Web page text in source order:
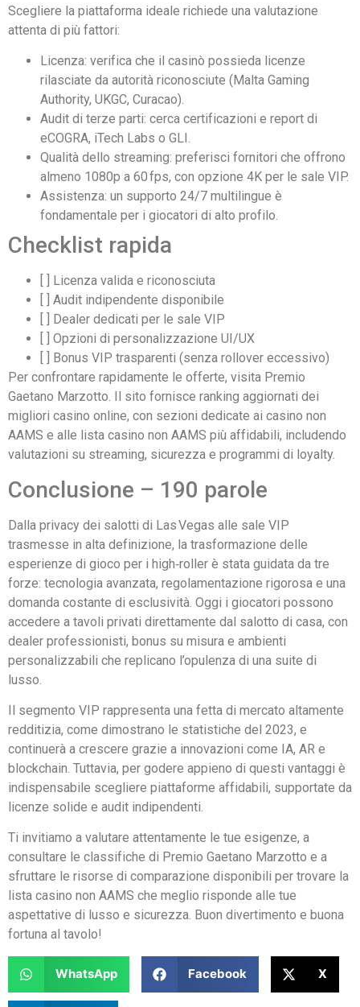
Scegliere la piattaforma ideale richiede una valutazione
attenta di più fattori:
Licenza: verifica che il casinò possieda licenze
rilasciate da autorità riconosciute (Malta Gaming
Authority, UKGC, Curacao).
Audit di terze parti: cerca certificazioni e report di
eCOGRA, iTech Labs o GLI.
Qualità dello streaming: preferisci fornitori che offrono
almeno 1080p a 60 fps, con opzione 4K per le sale VIP.
Assistenza: un supporto 24/7 multilingue è
fondamentale per i giocatori di alto profilo.
Checklist rapida
[ ] Licenza valida e riconosciuta
[ ] Audit indipendente disponibile
[ ] Dealer dedicati per le sale VIP
[ ] Opzioni di personalizzazione UI/UX
[ ] Bonus VIP trasparenti (senza rollover eccessivo)
Per confrontare rapidamente le offerte, visita Premio
Gaetano Marzotto. Il sito fornisce ranking aggiornati dei
migliori casino online, con sezioni dedicate ai casino non
AAMS e alle lista casino non AAMS più affidabili, includendo
valutazioni su streaming, sicurezza e programmi di loyalty.
Conclusione – 190 parole
Dalla privacy dei salotti di Las Vegas alle sale VIP
trasmesse in alta definizione, la trasformazione delle
esperienze di gioco per i high‑roller è stata guidata da tre
forze: tecnologia avanzata, regolamentazione rigorosa e una
domanda costante di esclusività. Oggi i giocatori possono
accedere a tavoli privati direttamente dal salotto di casa, con
dealer professionisti, bonus su misura e ambienti
personalizzabili che replicano l’opulenza di una suite di
lusso.
Il segmento VIP rappresenta una fetta di mercato altamente
redditizia, come dimostrano le statistiche del 2023, e
continuerà a crescere grazie a innovazioni come IA, AR e
blockchain. Tuttavia, per godere appieno di questi vantaggi è
indispensabile scegliere piattaforme affidabili, supportate da
licenze solide e audit indipendenti.
Ti invitiamo a valutare attentamente le tue esigenze, a
consultare le classifiche di Premio Gaetano Marzotto e a
sfruttare le risorse di comparazione disponibili per trovare la
lista casino non AAMS che meglio risponde alle tue
aspettative di lusso e sicurezza. Buon divertimento e buona
fortuna al tavolo!
WhatsApp Facebook X